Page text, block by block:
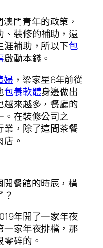
門青年的政策，
、裝修的補助，還
涯補助，所以下包
啟動本錢。
婦 ，梁家星6年前從
包養軟體身邊做出
越來越多，餐廳的
。在裝修公司之
業，除了這間茶餐
。
餐館的時辰，橫
年開了一家年夜
一家年夜排檔，那
碎的。